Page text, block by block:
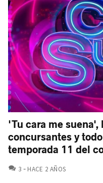
'Tu cara me
concursantes y
temporada 11 del
3 COMENTARIOS
HACE 2 AÑOS